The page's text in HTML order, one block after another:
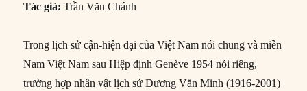
Tác giả:Trần Văn Chánh
Trong lịch sử cận-hiện đại của Việt Nam nói chung và miền
Nam Việt Nam sau Hiệp định Genève 1954 nói riêng,
trường hợp nhân vật lịch sử Dương Văn Minh (1916-2001)